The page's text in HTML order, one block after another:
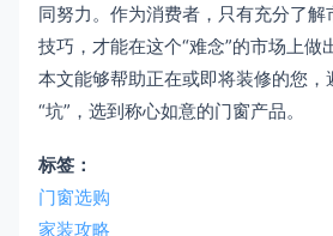
同努力。作为消费者，只有充分了解
技巧，才能在这个“难念”的市场上做
本文能够帮助正在或即将装修的您，
“坑”，选到称心如意的门窗产品。
标签：
门窗选购
家装攻略